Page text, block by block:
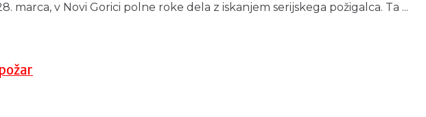
marca, v Novi Gorici polne roke dela z iskanjem serijskega požigalca. Ta ...